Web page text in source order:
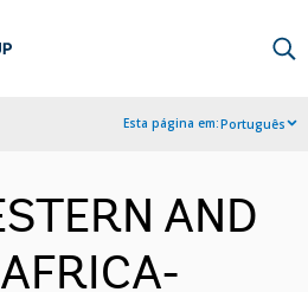
Esta página em:Português
AND